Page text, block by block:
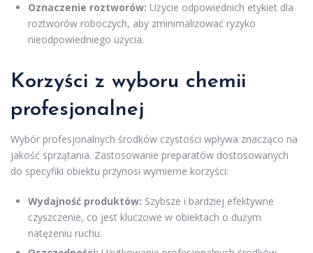
Oznaczenie roztworów: Użycie odpowiednich etykiet dla
roztworów roboczych, aby zminimalizować ryzyko
nieodpowiedniego użycia.
Korzyści z wyboru chemii
profesjonalnej
Wybór profesjonalnych środków czystości wpływa znacząco na
jakość sprzątania. Zastosowanie preparatów dostosowanych
do specyfiki obiektu przynosi wymierne korzyści:
Wydajność produktów: Szybsze i bardziej efektywne
czyszczenie, co jest kluczowe w obiektach o dużym
natężeniu ruchu.